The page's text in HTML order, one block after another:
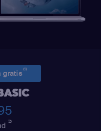
gratis(1)
(2)